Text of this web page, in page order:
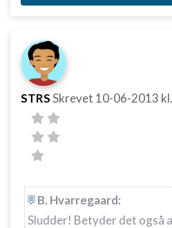
STRSSkrevet 10-06-2013
B. Hvarregaard:
Sludder! Betyder det også